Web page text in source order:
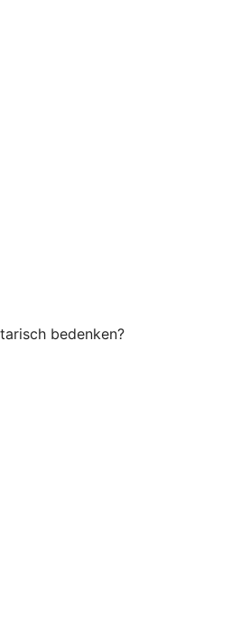
bedenken?